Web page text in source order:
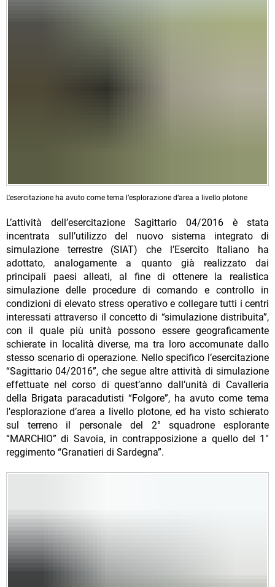
L'esercitazione ha avuto come tema l’esplorazione d’area a livello plotone
L’attività dell’esercitazione Sagittario 04/2016 è stata
incentrata sull’utilizzo del nuovo sistema integrato di
simulazione terrestre (SIAT) che l’Esercito Italiano ha
adottato, analogamente a quanto già realizzato dai
principali paesi alleati, al fine di ottenere la realistica
simulazione delle procedure di comando e controllo in
condizioni di elevato stress operativo e collegare tutti i centri
interessati attraverso il concetto di “simulazione distribuita”,
con il quale più unità possono essere geograficamente
schierate in località diverse, ma tra loro accomunate dallo
stesso scenario di operazione. Nello specifico l’esercitazione
“Sagittario 04/2016”, che segue altre attività di simulazione
effettuate nel corso di quest’anno dall’unità di Cavalleria
della Brigata paracadutisti “Folgore”, ha avuto come tema
l’esplorazione d’area a livello plotone, ed ha visto schierato
sul terreno il personale del 2° squadrone esplorante
“MARCHIO” di Savoia, in contrapposizione a quello del 1°
reggimento “Granatieri di Sardegna”.